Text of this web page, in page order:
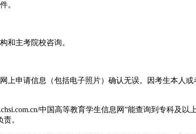
。
和主考院校咨询。
上申请信息（包括电子照片）确认无误。因考生本人
中国高等教育学生信息网”能查询到专科及以
。